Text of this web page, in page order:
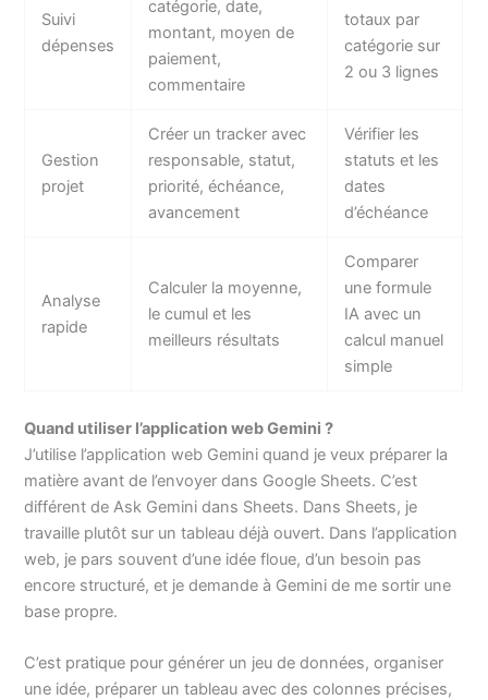
Suivi
dépenses
catégorie, date,
montant, moyen de
paiement,
commentaire
totaux par
catégorie sur
2 ou 3 lignes
Gestion
projet
Créer un tracker avec
responsable, statut,
priorité, échéance,
avancement
Vérifier les
statuts et les
dates
d’échéance
Analyse
rapide
Calculer la moyenne,
le cumul et les
meilleurs résultats
Comparer
une formule
IA avec un
calcul manuel
simple
Quand utiliser l’application web Gemini ?
J’utilise l’application web Gemini quand je veux préparer la
matière avant de l’envoyer dans Google Sheets. C’est
différent de Ask Gemini dans Sheets. Dans Sheets, je
travaille plutôt sur un tableau déjà ouvert. Dans l’application
web, je pars souvent d’une idée floue, d’un besoin pas
encore structuré, et je demande à Gemini de me sortir une
base propre.
C’est pratique pour générer un jeu de données, organiser
une idée, préparer un tableau avec des colonnes précises,